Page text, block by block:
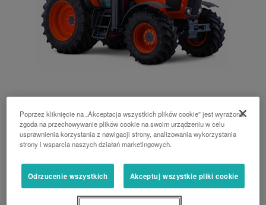
123 - 163 KM
Poprzez kliknięcie na „Akceptacja wszystkich plików cookie” jest wyrażona
zgoda na przechowywanie plików cookie na swoim urządzeniu w celu
usprawnienia korzystania z nawigacji strony, analizowania wykorzystania
strony i wsparcia naszych działań marketingowych.
Odrzucenie wszystkich Akceptuj wszystkie pliki cookie